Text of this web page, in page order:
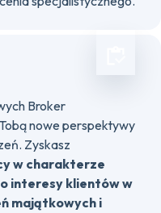
Broker
nowe perspektywy
Zyskasz
w charakterze
interesy klientów w
majątkowych i